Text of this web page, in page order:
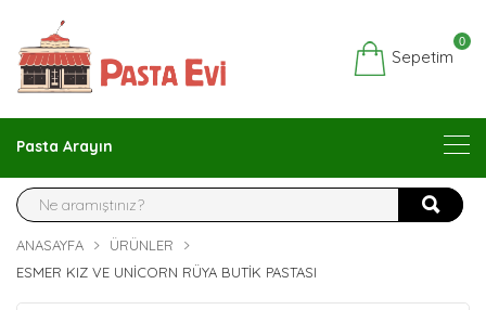
Sepetim
0
Pasta Arayın
ANASAYFA
ÜRÜNLER
ESMER KIZ VE UNICORN RÜYA BUTIK PASTASI